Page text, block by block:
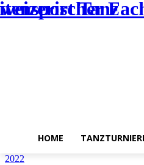
HOME
2022